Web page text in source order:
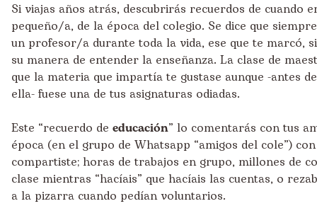
Si viajas años atrás, descubrirás recuerdos de cuando
pequeño/a, de la época del colegio. Se dice que
un profesor/a durante toda la vida, ese que te marcó,
su manera de entender la enseñanza. La clase de
que la materia que impartía te gustase aunque -antes
ella- fuese una de tus asignaturas odiadas.
Este “recuerdo de educación” lo comentarás con tus
época (en el grupo de Whatsapp “amigos del cole”)
compartiste; horas de trabajos en grupo, millones de
clase mientras “hacíais” que hacíais las cuentas, o
a la pizarra cuando pedían voluntarios.